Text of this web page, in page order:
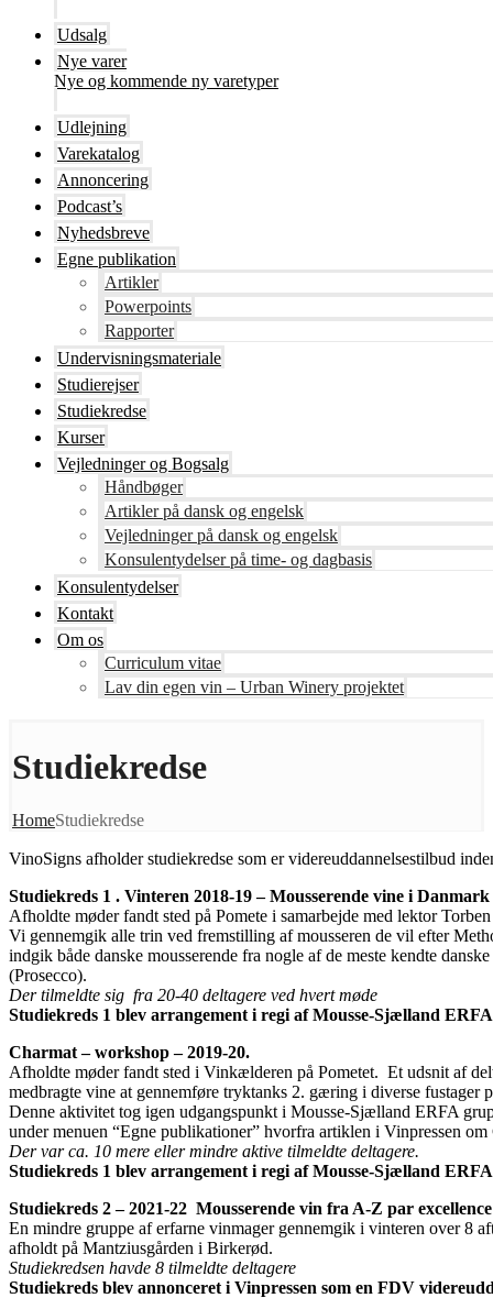
Udsalg
Nye varer
Nye og kommende ny varetyper
Udlejning
Varekatalog
Annoncering
Podcast’s
Nyhedsbreve
Egne publikation
Artikler
Powerpoints
Rapporter
Undervisningsmateriale
Studierejser
Studiekredse
Kurser
Vejledninger og Bogsalg
Håndbøger
Artikler på dansk og engelsk
Vejledninger på dansk og engelsk
Konsulentydelser på time- og dagbasis
Konsulentydelser
Kontakt
Om os
Curriculum vitae
Lav din egen vin – Urban Winery projektet
Studiekredse
HomeStudiekredse
VinoSigns afholder studiekredse som er videreuddannelsestilbud
Studiekreds 1 . Vinteren 2018-19 – Mousserende vine i Danmark
Afholdte møder fandt sted på Pomete i samarbejde med lektor
Vi gennemgik alle trin ved fremstilling af mousseren de vil efter
indgik både danske mousserende fra nogle af de meste kendte
(Prosecco).
Der tilmeldte sig fra 20-40 deltagere ved hvert møde
Studiekreds 1 blev arrangement i regi af Mousse-Sjælland
Charmat – workshop – 2019-20.
Afholdte møder fandt sted i Vinkælderen på Pometet. Et udsnit af
medbragte vine at gennemføre tryktanks 2. gæring i diverse
Denne aktivitet tog igen udgangspunkt i Mousse-Sjælland ERFA
under menuen “Egne publikationer” hvorfra artiklen i Vinpressen
Der var ca. 10 mere eller mindre aktive tilmeldte deltagere.
Studiekreds 1 blev arrangement i regi af Mousse-Sjælland
Studiekreds 2 – 2021-22 Mousserende vin fra A-Z par excellence
En mindre gruppe af erfarne vinmager gennemgik i vinteren over 8
afholdt på Mantziusgården i Birkerød.
Studiekredsen havde 8 tilmeldte deltagere
Studiekreds blev annonceret i Vinpressen som en FDV